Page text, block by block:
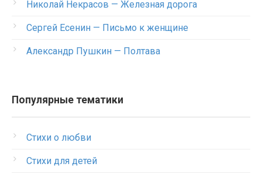
Николай Некрасов — Железная дорога
Сергей Есенин — Письмо к женщине
Александр Пушкин — Полтава
Популярные тематики
Стихи о любви
Стихи для детей